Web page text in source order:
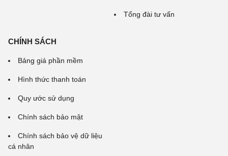
Tổng đài tư vấn
CHÍNH SÁCH
Bảng giá phần mềm
Hình thức thanh toán
Quy ước sử dụng
Chính sách bảo mật
Chính sách bảo vệ dữ liệu
cá nhân